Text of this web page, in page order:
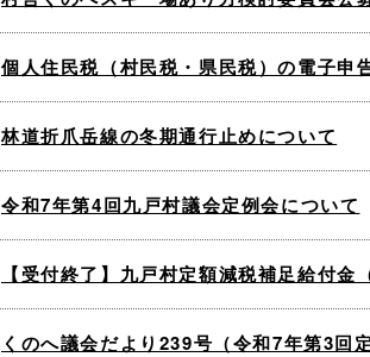
個人住民税（村民税・県民税）の電子申
林道折爪岳線の冬期通行止めについて
令和7年第4回九戸村議会定例会について
【受付終了】九戸村定額減税補足給付
くのへ議会だより239号（令和7年第3回定